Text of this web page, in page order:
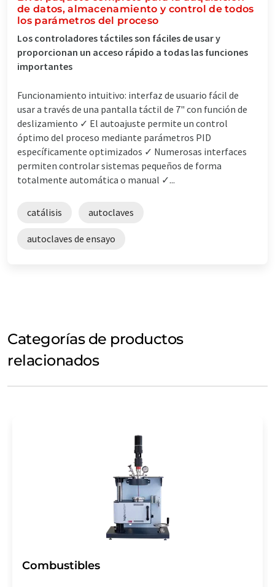
de datos, almacenamiento y control de todos
los parámetros del proceso
Los controladores táctiles son fáciles de usar y
proporcionan un acceso rápido a todas las funciones
importantes
Funcionamiento intuitivo: interfaz de usuario fácil de
usar a través de una pantalla táctil de 7" con función de
deslizamiento ✓ El autoajuste permite un control
óptimo del proceso mediante parámetros PID
específicamente optimizados ✓ Numerosas interfaces
permiten controlar sistemas pequeños de forma
totalmente automática o manual ✓...
catálisis autoclaves
autoclaves de ensayo
Categorías de productos
relacionados
Combustibles